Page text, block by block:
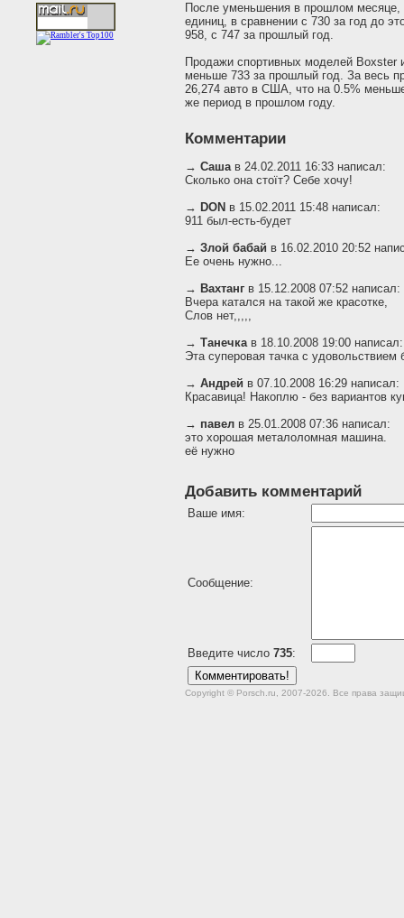
После уменьшения в прошлом месяце,
единиц, в сравнении с 730 за год до
958, с 747 за прошлый год.
Продажи спортивных моделей Boxster
меньше 733 за прошлый год. За весь
26,274 авто в США, что на 0.5%
же период в прошлом году.
Комментарии
→ Сашав 24.02.2011 16:33 написал:
Сколько она стоїт? Себе хочу!
→ DON в 15.02.2011 15:48 написал:
911 был-есть-будет
→ Злой бабай в 16.02.2010 20:52
Ее очень нужно...
→ Вахтанг в 15.12.2008 07:52 написал:
Вчера катался на такой же красотке,
Слов нет,,,,,
→ Танечкав 18.10.2008 19:00 написал:
Эта суперовая тачка с удовольствием
→ Андрей в 07.10.2008 16:29 написал:
Красавица! Накоплю - без вариантов
→ павел в 25.01.2008 07:36 написал:
это хорошая металоломная машина.
её нужно
Добавить комментарий
Ваше имя:
Сообщение:
Введите число 735:
Copyright © Porsch.ru, 2007-2026. Все права